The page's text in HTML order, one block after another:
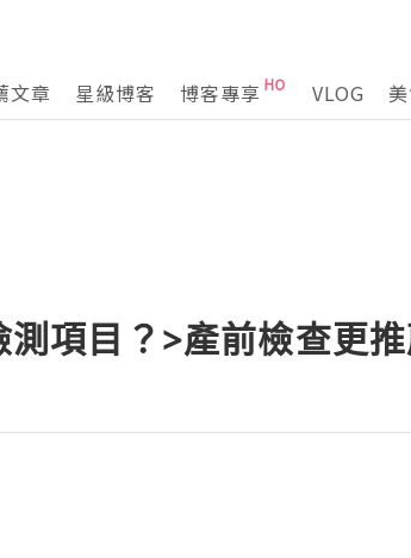
文章 星級博客 博客專享 VLOG
項目？>產前檢查更